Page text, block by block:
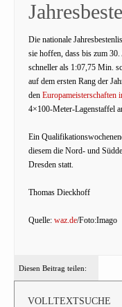
Die nationale
sie hoffen, dass bis zum
schneller als 1:07,75 Min.
auf dem ersten Rang der
den Europameisterschaften
4×100-Meter-Lagenstaffel
Ein
diesem die Nord- und
Dresden statt.
Thomas Dieckhoff
Quelle: waz.de/Foto:Imago
Diesen Beitrag teilen:
VOLLTEXTSUCHE